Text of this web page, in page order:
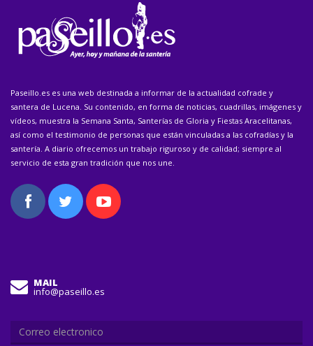
Paseillo.es es una web destinada a informar de la actualidad cofrade y
santera de Lucena. Su contenido, en forma de noticias, cuadrillas, imágenes y
vídeos, muestra la Semana Santa, Santerías de Gloria y Fiestas Aracelitanas,
así como el testimonio de personas que están vinculadas a las cofradías y la
santería. A diario ofrecemos un trabajo riguroso y de calidad; siempre al
servicio de esta gran tradición que nos une.
MAIL
info@paseillo.es